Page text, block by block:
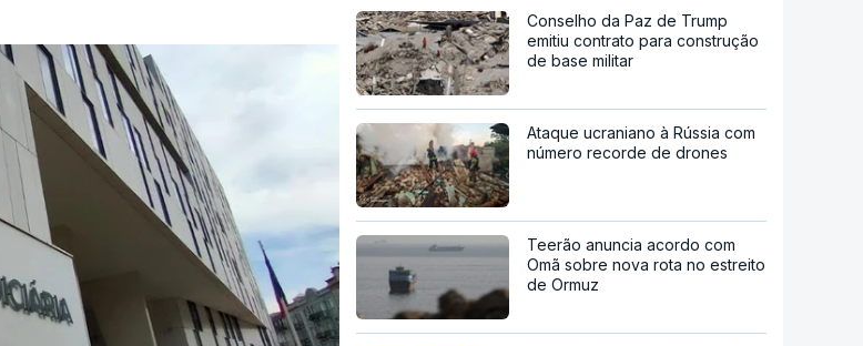
Conselho da Paz de Trump
emitiu contrato para construção
de base militar
Ataque ucraniano à Rússia com
número recorde de drones
Teerão anuncia acordo com
Omã sobre nova rota no estreito
de Ormuz